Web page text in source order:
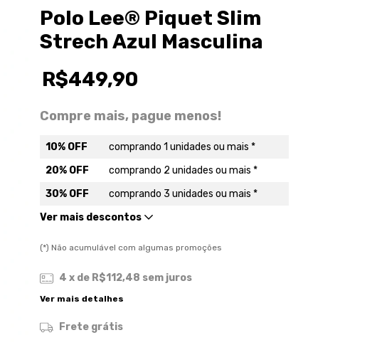
Polo Lee® Piquet Slim
Strech Azul Masculina
R$449,90
Compre mais, pague menos!
10% OFF
comprando 1 unidades ou mais *
20% OFF
comprando 2 unidades ou mais *
30% OFF
comprando 3 unidades ou mais *
Ver mais descontos
(*) Não acumulável com algumas promoções
4 x de R$112,48 sem juros
Ver mais detalhes
Frete grátis